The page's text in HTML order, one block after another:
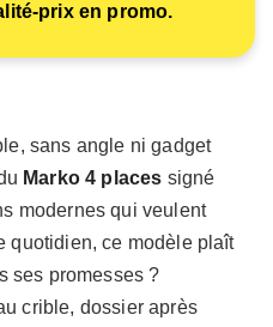
prix en promo.
sans angle ni gadget
Marko 4 places signé
modernes qui veulent
quotidien, ce modèle plaît
ses promesses ?
crible, dossier après